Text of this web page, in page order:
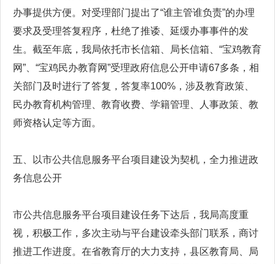
办事提供方便。对受理部门提出了“谁主管谁负责”的办理
要求及受理答复程序，杜绝了推诿、延缓办事事件的发
生。截至年底，我局依托市长信箱、局长信箱、“宝鸡教育
网”、“宝鸡民办教育网”受理政府信息公开申请67多条，相
关部门及时进行了答复，答复率100%，涉及教育政策、
民办教育机构管理、教育收费、学籍管理、人事政策、教
师资格认定等方面。
五、以市公共信息服务平台项目建设为契机，全力推进政
务信息公开
市公共信息服务平台项目建设任务下达后，我局高度重
视，积极工作，多次主动与平台建设牵头部门联系，商讨
推进工作进度。在省教育厅的大力支持，县区教育局、局